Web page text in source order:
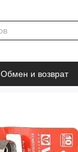
Обмен и возврат